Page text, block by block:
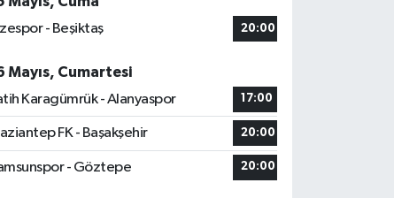
- Beşiktaş
20:00
Mayıs, Cumartesi
Karagümrük - Alanyaspor
17:00
FK - Başakşehir 20:00
- Göztepe 20:00